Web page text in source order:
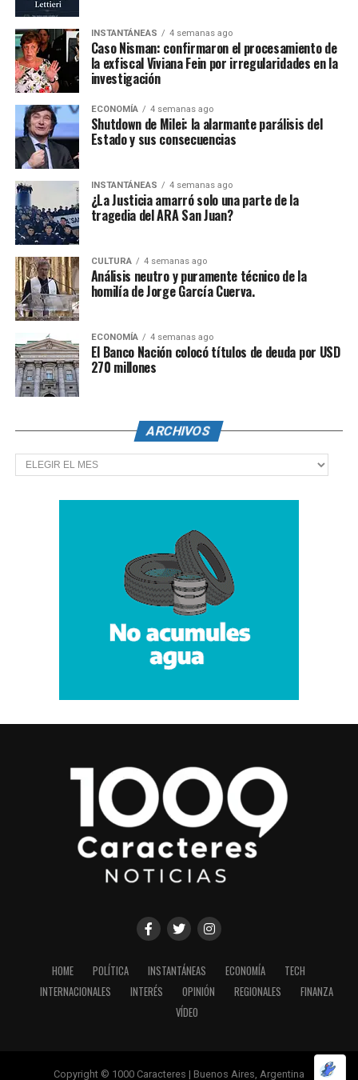
INSTANTÁNEAS 4 semanas ago
Caso Nisman: confirmaron el procesamiento de
la exfiscal Viviana Fein por irregularidades en la
investigación
ECONOMÍA 4 semanas ago
Shutdown de Milei: la alarmante parálisis del
Estado y sus consecuencias
INSTANTÁNEAS 4 semanas ago
¿La Justicia amarró solo una parte de la
tragedia del ARA San Juan?
CULTURA 4 semanas ago
Análisis neutro y puramente técnico de la
homilía de Jorge García Cuerva.
ECONOMÍA 4 semanas ago
El Banco Nación colocó títulos de deuda por USD
270 millones
ARCHIVOS
Archivos
HOME POLÍTICA INSTANTÁNEAS ECONOMÍA
TECH
INTERNACIONALES
INTERÉS OPINIÓN REGIONALES
FINANZA
VÍDEO
Copyright © 1000 Caracteres | Buenos Aires, Argentina